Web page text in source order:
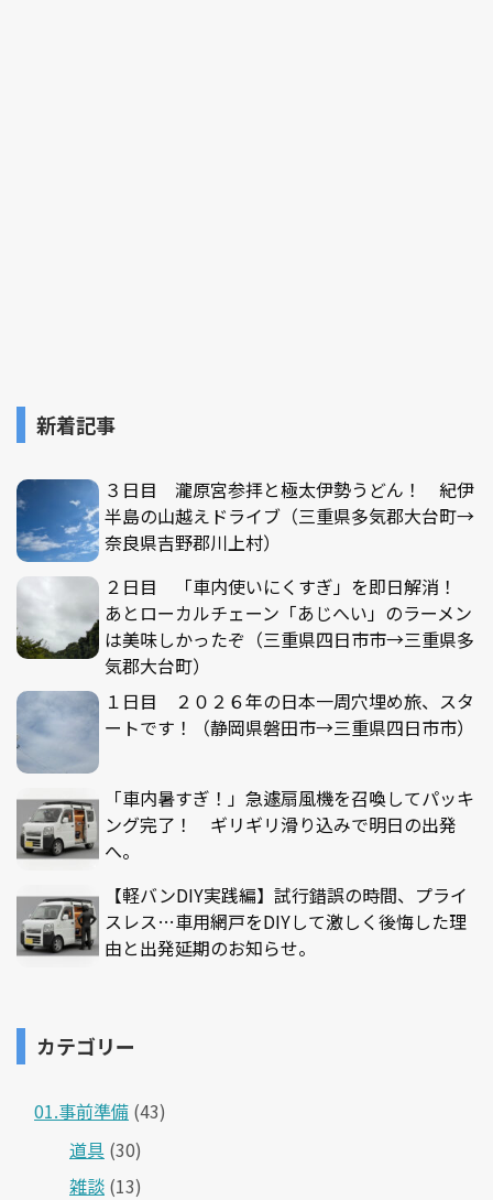
新着記事
３日目 瀧原宮参拝と極太伊勢うどん！ 紀伊
半島の山越えドライブ（三重県多気郡大台町→
奈良県吉野郡川上村）
２日目 「車内使いにくすぎ」を即日解消！
あとローカルチェーン「あじへい」のラーメン
は美味しかったぞ（三重県四日市市→三重県多
気郡大台町）
１日目 ２０２６年の日本一周穴埋め旅、スタ
ートです！（静岡県磐田市→三重県四日市市）
「車内暑すぎ！」急遽扇風機を召喚してパッキ
ング完了！ ギリギリ滑り込みで明日の出発
へ。
【軽バンDIY実践編】試行錯誤の時間、プライ
スレス…車用網戸をDIYして激しく後悔した理
由と出発延期のお知らせ。
カテゴリー
01.事前準備 (43)
道具 (30)
雑談 (13)